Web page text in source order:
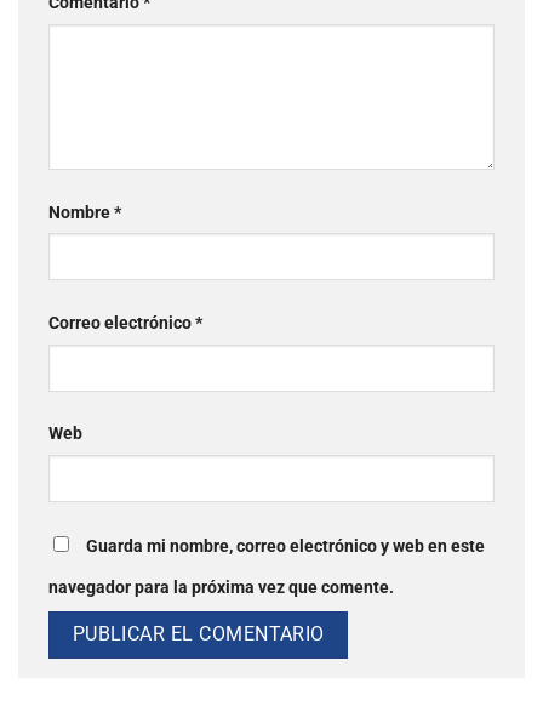
Nombre*
Correo electrónico*
Web
Guarda mi nombre, correo electrónico y web en este
navegador para la próxima vez que comente.